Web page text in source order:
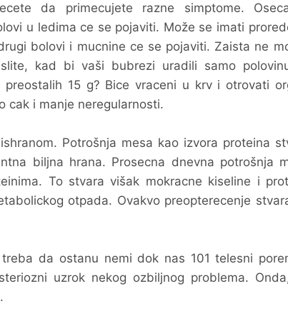
da primecujete razne simptome.
u ledima ce se pojaviti. Može se imati
bolovi i mucnine ce se pojaviti. Zaista ne
kad bi vaši bubrezi uradili samo
15 g? Bice vraceni u krv i otrovati
cak i manje neregularnosti.
Potrošnja mesa kao izvora proteina
biljna hrana. Prosecna dnevna potrošnja
To stvara višak mokracne kiseline i
otpada. Ovakvo preopterecenje
da ostanu nemi dok nas 101 telesni
uzrok nekog ozbiljnog problema.